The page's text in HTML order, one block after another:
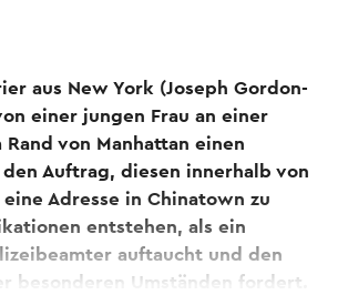
aus New York (Joseph Gordon-
einer jungen Frau an einer
von Manhattan einen
den Auftrag, diesen innerhalb von
Adresse in Chinatown zu
entstehen, als ein
auftaucht und den
besonderen Umständen fordert.